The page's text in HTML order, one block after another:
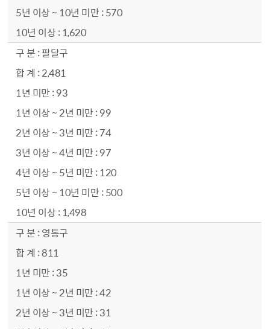
570
1,620
팔달구
2,481
93
99
74
97
120
500
1,498
영통구
811
35
42
31